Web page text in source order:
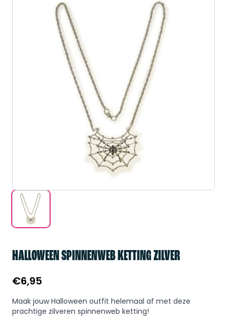
HALLOWEEN SPINNENWEB KETTING ZILVER
€6,95
Maak jouw Halloween outfit helemaal af met deze
prachtige zilveren spinnenweb ketting!